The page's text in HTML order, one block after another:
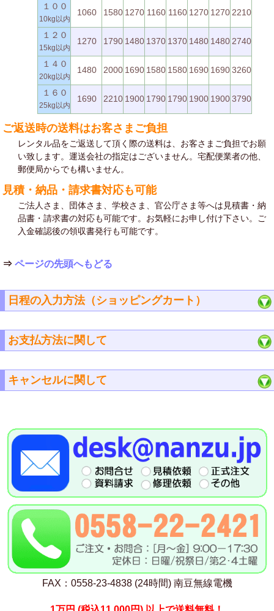
１００
10kg以内
1060 1580 1270 1160 1160 1270 1270 2210
１２０
15kg以内
1270 1790 1480 1370 1370 1480 1480 2740
１４０
20kg以内
1480 2000 1690 1580 1580 1690 16903260
１６０
25kg以内
1690 2210 1900 1790 1790 1900 19003790
ご返送時の送料はお客さまご負担
レンタル品をご返送して頂く際の送料は、お客さまご負担でお願
い致します。運送会社の指定はございません。宅配便業者の他、
郵便局からでも構いません。
見積・納品・請求書対応も可能
ご法人さま、団体さま、学校さま、官公庁さま等へは見積書・納
品書・請求書の対応も可能です。お気軽にお申し付け下さい。ご
入金確認後の領収書発行も可能です。
⇒ページの先頭へもどる
日程の入力方法（ショッピングカート）
お支払方法に関して
キャンセルに関して
FAX：0558-23-4838 (24時間) 南豆無線電機